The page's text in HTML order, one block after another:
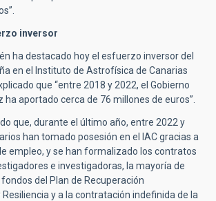
inversor
ha destacado hoy el esfuerzo inversor del
en el Instituto de Astrofísica de Canarias
que “entre 2018 y 2022, el Gobierno
ha aportado cerca de 76 millones de euros”.
que, durante el último año, entre 2022 y
han tomado posesión en el IAC gracias a
empleo, y se han formalizado los contratos
e investigadoras, la mayoría de
del Plan de Recuperación
y a la contratación indefinida de la